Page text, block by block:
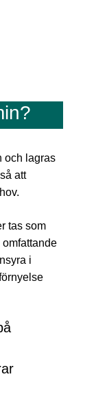
och lagras
att
tas som
i